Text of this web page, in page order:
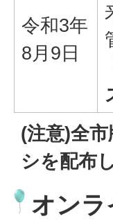
令和3年
8月9日
(注意)全
シを配布
オンラ